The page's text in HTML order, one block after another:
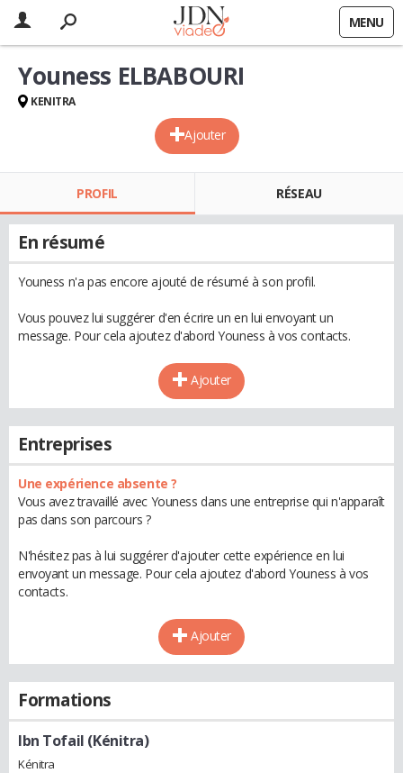
MENU
Ajouter
Youness ELBABOURI
KENITRA
PROFIL RÉSEAU
En résumé
Youness n'a pas encore ajouté de résumé à son profil.
Vous pouvez lui suggérer d'en écrire un en lui envoyant un
message. Pour cela ajoutez d'abord Youness à vos contacts.
Ajouter
Entreprises
Une expérience absente ?
Vous avez travaillé avec Youness dans une entreprise qui n'apparaît
pas dans son parcours ?
N'hésitez pas à lui suggérer d'ajouter cette expérience en lui
envoyant un message. Pour cela ajoutez d'abord Youness à vos
contacts.
Ajouter
Formations
Ibn Tofail (Kénitra)
Kénitra